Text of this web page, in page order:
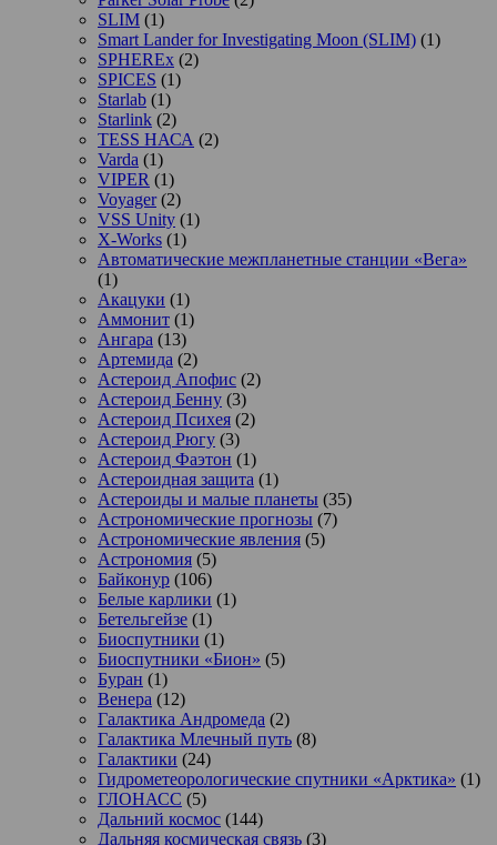
SLIM (1)
Smart Lander for Investigating Moon (SLIM) (1)
SPHEREx (2)
SPICES (1)
Starlab (1)
Starlink (2)
TESS НАСА (2)
Varda (1)
VIPER (1)
Voyager(2)
VSS Unity (1)
X-Works (1)
Автоматические межпланетные станции «Вега»
(1)
Акацуки (1)
Аммонит (1)
Ангара (13)
Артемида (2)
Астероид Апофис (2)
Астероид Бенну (3)
Астероид Психея (2)
Астероид Рюгу (3)
Астероид Фаэтон (1)
Астероидная защита (1)
Астероиды и малые планеты (35)
Астрономические прогнозы (7)
Астрономические явления (5)
Астрономия (5)
Байконур (106)
Белые карлики (1)
Бетельгейзе (1)
Биоспутники (1)
Биоспутники «Бион» (5)
Буран (1)
Венера (12)
Галактика Андромеда (2)
Галактика Млечный путь (8)
Галактики (24)
Гидрометеорологические спутники «Арктика» (1)
ГЛОНАСС (5)
Дальний космос (144)
Дальняя космическая связь (3)